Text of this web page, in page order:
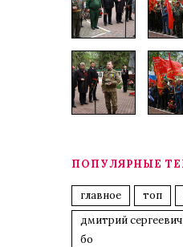
ПОПУЛЯРНЫЕ
главное топ
дмитрий
бо